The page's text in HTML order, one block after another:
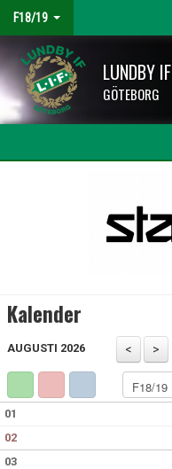
F18/19
LUNDBY IF
GÖTEBORG
BILDGALLERI
DOKUMENT
KONTAKT
Kalender
AUGUSTI 2026
01
02
03